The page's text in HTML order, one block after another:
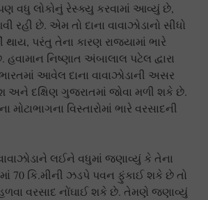
વધુ લોકોનું રેસ્ક્યુ કરવામાં આવ્યું છે,
રહી છે. એમ તો દાના વાવાઝોડાનો સીધો
પરંતુ તેના કારણ રાજ્યામાં ભારે
નિષ્ણાત અંબાલાલ પટેલ દ્વારા
આવેલ દાના વાવાઝોડાની અસર
અને દક્ષિણ ગુજરાતમાં જોવા મળી શકે છે.
વિસ્તારોમાં ભારે વરસાદની
લઈને વધુમાં જણાવ્યું કે તેના
70 કિ.મીની ઝડપે પવન ફુંકાઈ શકે છે તો
હળવા વરસાદ નોંઘાઈ શકે છે. તેમણે જણાવ્યું